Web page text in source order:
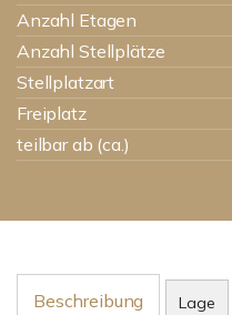
Anzahl Etagen
Anzahl Stellplätze
Stellplatzart
Freiplatz
teilbar ab (ca.)
Beschreibung Lage